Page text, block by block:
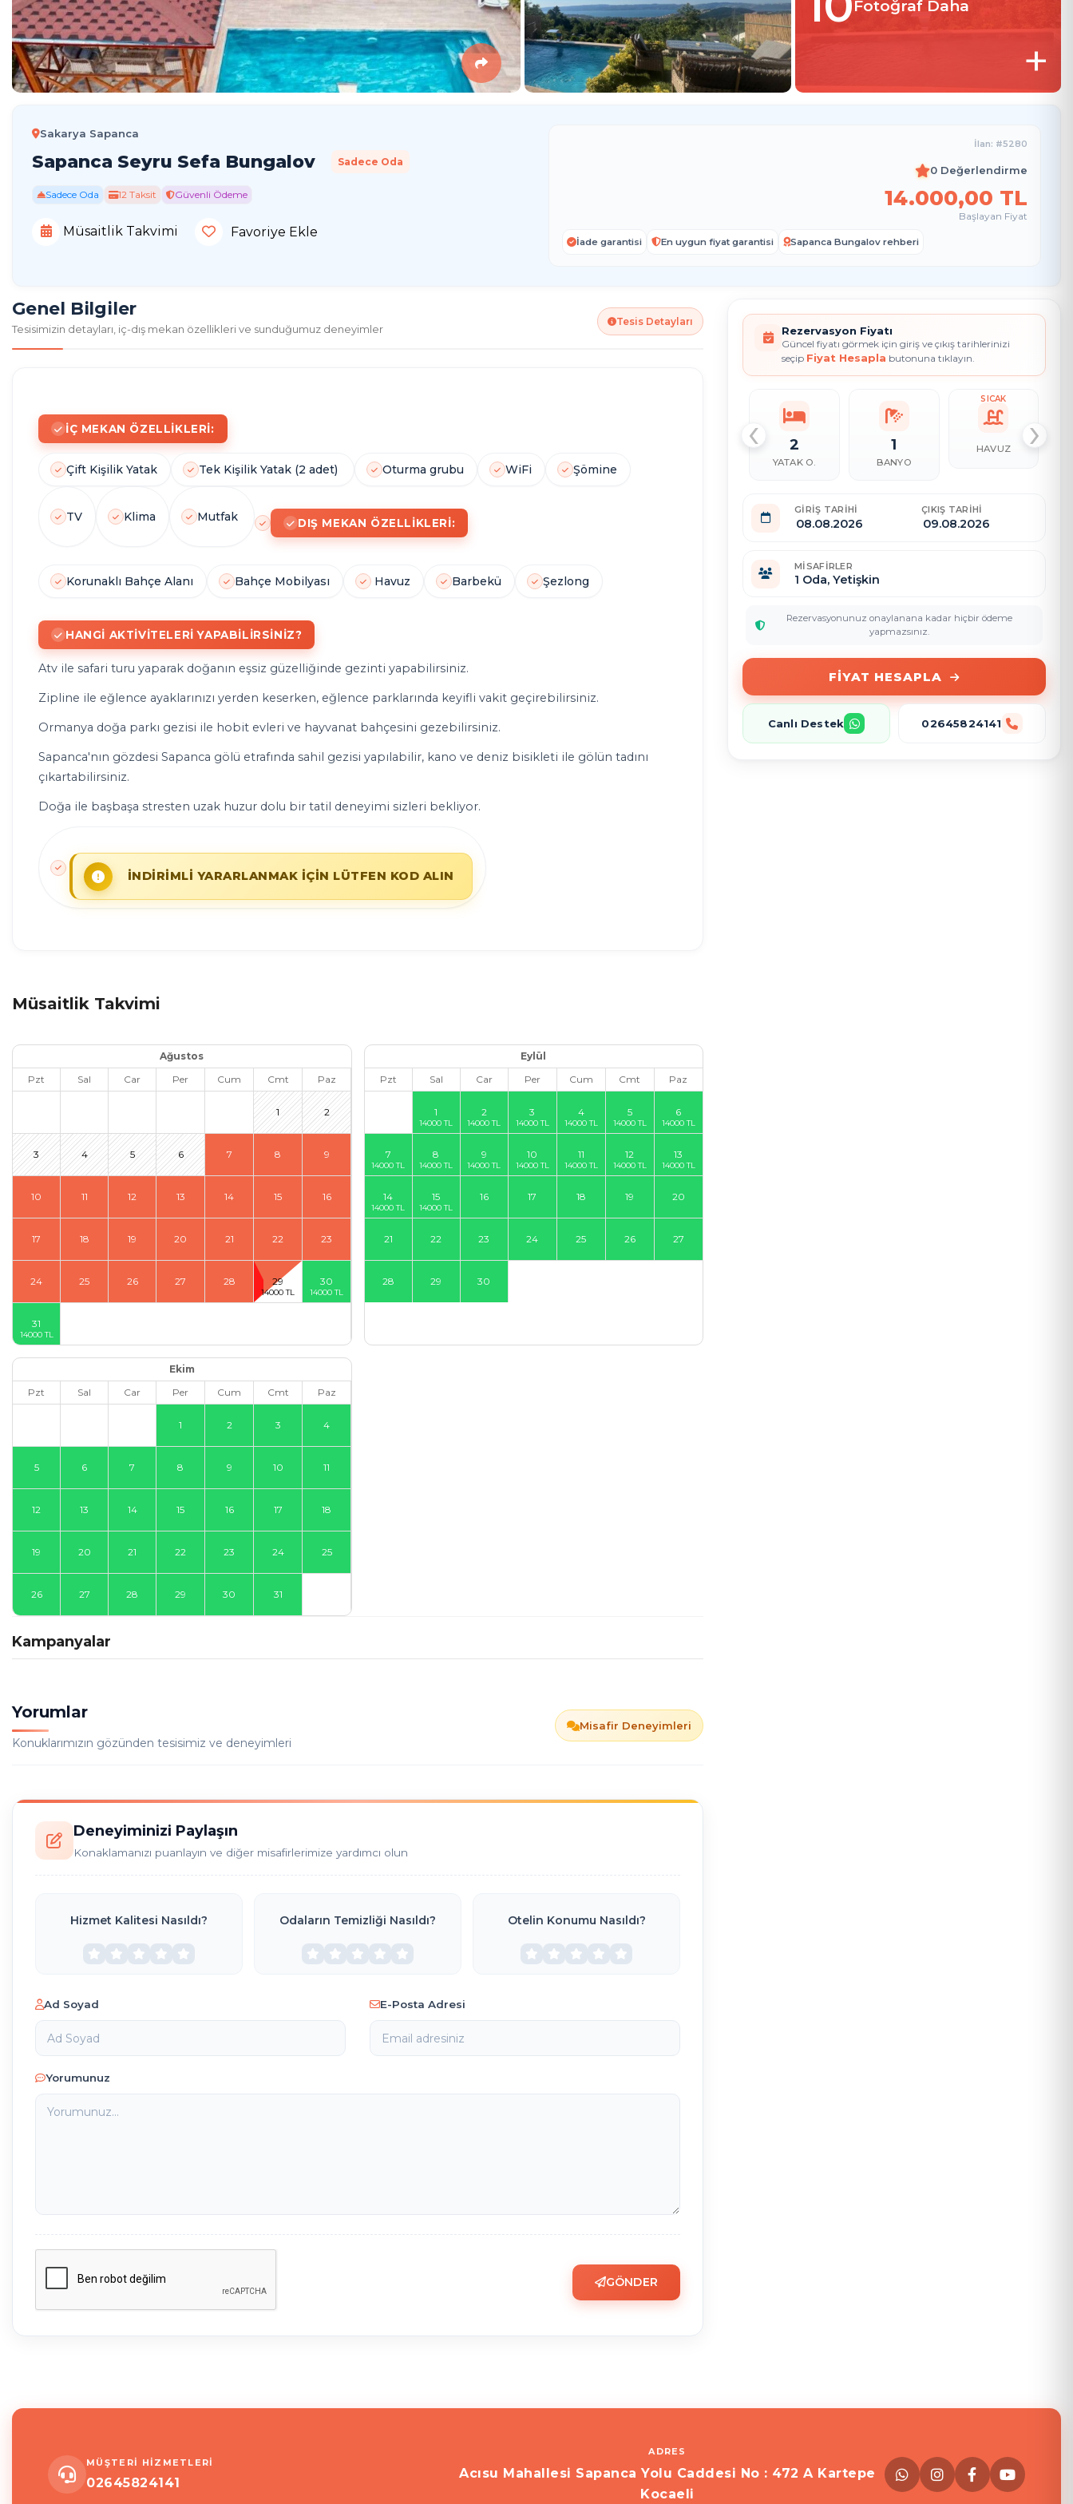
+
Fotoğraf Daha
Sakarya Sapanca
Sapanca Seyru Sefa Bungalov Sadece Oda
Sadece Oda 12 Taksit Güvenli Ödeme
Müsaitlik Takvimi Favoriye Ekle
İlan: #5280
0 Değerlendirme
14.000,00 TL
Başlayan Fiyat
İade garantisi En uygun fiyat garantisi Sapanca Bungalov rehberi
Genel Bilgiler
Tesisimizin detayları, iç-dış mekan özellikleri ve sunduğumuz deneyimler
Tesis Detayları
İÇ MEKAN ÖZELLIKLERI:
Çift Kişilik Yatak Tek Kişilik Yatak (2 adet) Oturma grubu WiFi Şömine
TV Klima Mutfak DIŞ MEKAN ÖZELLIKLERI:
Korunaklı Bahçe Alanı Bahçe Mobilyası Havuz Barbekü Şezlong
HANGI AKTIVITELERI YAPABILIRSINIZ?
Atv ile safari turu yaparak doğanın eşsiz güzelliğinde gezinti yapabilirsiniz.
Zipline ile eğlence ayaklarınızı yerden keserken, eğlence parklarında keyifli vakit geçirebilirsiniz.
Ormanya doğa parkı gezisi ile hobit evleri ve hayvanat bahçesini gezebilirsiniz.
Sapanca'nın gözdesi Sapanca gölü etrafında sahil gezisi yapılabilir, kano ve deniz bisikleti ile gölün tadını
çıkartabilirsiniz.
Doğa ile başbaşa stresten uzak huzur dolu bir tatil deneyimi sizleri bekliyor.
İNDİRİMLİ YARARLANMAK İÇİN LÜTFEN KOD ALIN
Müsaitlik Takvimi
Ağustos
Pzt
Sal Car Per Cum Cmt Paz
1 2
3 4 5 6 7 8 9
10 11 12 13 14 15 16
17 18 19 20 21 22 23
24 25 26 27 28 29 30
31
Eylül
Pzt
Sal Car Per Cum Cmt Paz
1 2 3 4 5 6
7 8 9 10 11 12 13
14 15 16 17 18 19 20
21 22 23 24 25 26 27
28 29 30
Ekim
Pzt
Sal Car Per Cum Cmt Paz
1 2 3 4
5 6 7 8 9 10 11
12 13 14 15 16 17 18
19 20 21 22 23 24 25
26 27 28 29 30 31
Kampanyalar
Yorumlar
Konuklarımızın gözünden tesisimiz ve deneyimleri
Misafir Deneyimleri
Deneyiminizi Paylaşın
Konaklamanızı puanlayın ve diğer misafirlerimize yardımcı olun
Hizmet Kalitesi Nasıldı? Odaların Temizliği Nasıldı? Otelin Konumu Nasıldı?
Ad Soyad E-Posta Adresi
Yorumunuz
GÖNDER
Rezervasyon Fiyatı
Güncel fiyatı görmek için giriş ve çıkış tarihlerinizi
seçip Fiyat Hesapla butonuna tıklayın.
JAKUZI ŞÖMINE HAVUZ
2
YATAK O.
1
BANYO
SICAK
HAVUZ
‹ ›
GIRIŞ TARIHI ÇIKIŞ TARIHI
MISAFIRLER
1 Oda, Yetişkin
Rezervasyonunuz onaylanana kadar hiçbir ödeme
yapmazsınız.
FIYAT HESAPLA
Canlı Destek 02645824141
MÜŞTERİ HİZMETLERİ
02645824141
ADRES
Acısu Mahallesi Sapanca Yolu Caddesi No : 472 A Kartepe
Kocaeli